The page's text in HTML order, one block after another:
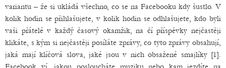
variantu – že si ukládá všechno, co se na Facebooku kdy šustlo. V
kolik hodin se přihlašujete, v kolik hodin se odhlašujete, kdo byli
vaši přátelé v každý časový okamžik, na čí příspěvky nejčastěji
klikáte, s kým si nejčastěji posíláte zprávy, co tyto zprávy obsahují,
jaká mají klíčová slova, jaké jsou v nich obsažené smajlíky [1].